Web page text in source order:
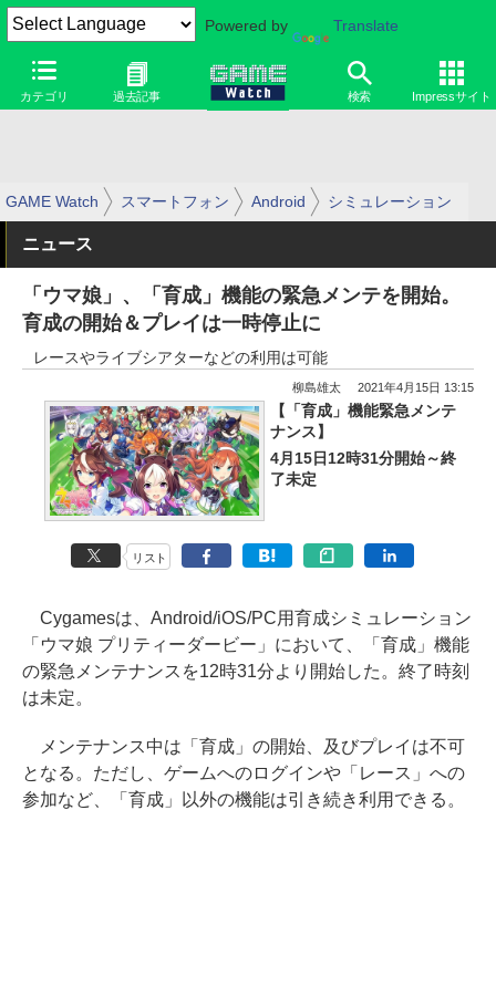
Powered by Translate
カテゴリ 過去記事 検索 Impressサイト
GAME Watch スマートフォン Android シミュレーション
ニュース
「ウマ娘」、「育成」機能の緊急メンテを開始。
育成の開始＆プレイは一時停止に
レースやライブシアターなどの利用は可能
柳島雄太 2021年4月15日 13:15
【「育成」機能緊急メンテ
ナンス】
4月15日12時31分開始～終
了未定
リスト
Cygamesは、Android/iOS/PC用育成シミュレーション
「ウマ娘 プリティーダービー」において、「育成」機能
の緊急メンテナンスを12時31分より開始した。終了時刻
は未定。
メンテナンス中は「育成」の開始、及びプレイは不可
となる。ただし、ゲームへのログインや「レース」への
参加など、「育成」以外の機能は引き続き利用できる。